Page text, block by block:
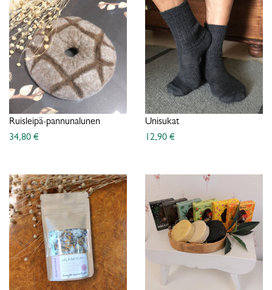
Ruisleipä-pannunalunen
34,80 €
Unisukat
12,90 €